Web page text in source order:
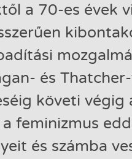
a 70-es évek
és
követi
feminizmus
és számba